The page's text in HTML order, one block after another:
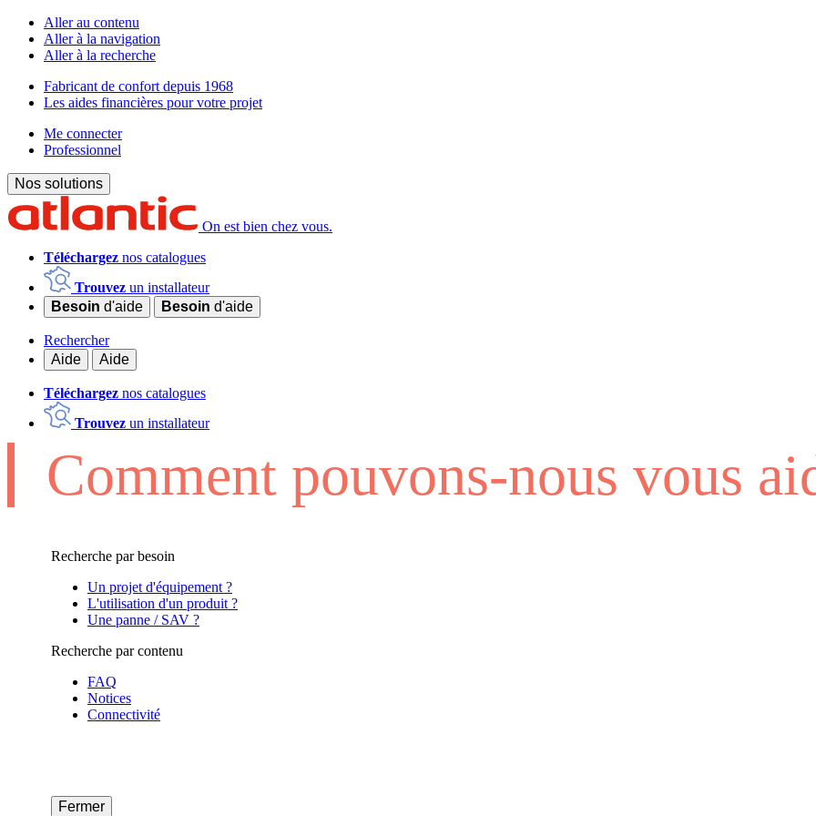
Aller au contenu
Aller à la navigation
Aller à la recherche
Fabricant de confort depuis 1968
Les aides financières pour votre projet
Me connecter
Professionnel
Nos solutions
On est bien chez vous.
Téléchargez nos catalogues
Trouvez un installateur
Besoin d'aide Besoin d'aide
Rechercher
Aide
Aide
Téléchargez nos catalogues
Trouvez un installateur
Comment pouvons-nous vous
Recherche par besoin
Un projet d'équipement ?
L'utilisation d'un produit ?
Une panne / SAV ?
Recherche par contenu
FAQ
Notices
Connectivité
Fermer